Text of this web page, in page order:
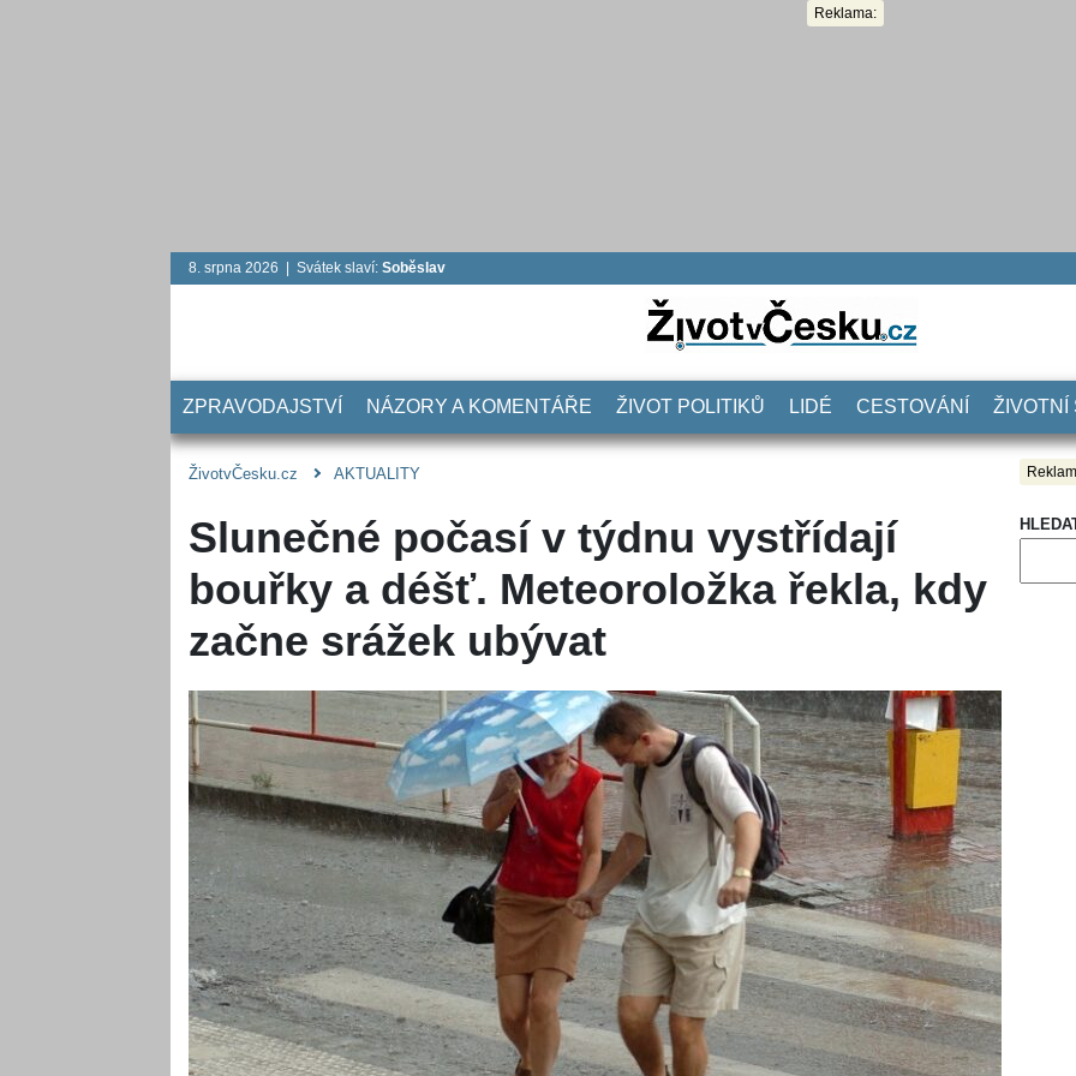
Reklama:
8. srpna 2026 | Svátek slaví: Soběslav
ZPRAVODAJSTVÍ NÁZORY A KOMENTÁŘE ŽIVOT POLITIKŮ LIDÉ CESTOVÁNÍ ŽIVOTNÍ
ŽivotvČesku.cz AKTUALITY
Slunečné počasí v týdnu vystřídají
bouřky a déšť. Meteoroložka řekla, kdy
začne srážek ubývat